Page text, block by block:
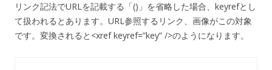
リンク記法でURLを記載する「()」を省略した場合、keyrefとし
て扱われるとあります。URL参照するリンク、画像がこの対象
です。変換されると<xref keyref=”key” />のようになります。